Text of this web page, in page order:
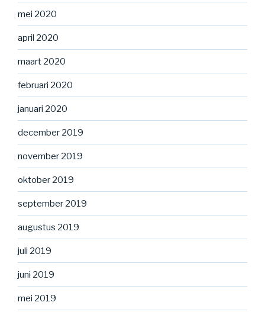
mei 2020
april 2020
maart 2020
februari 2020
januari 2020
december 2019
november 2019
oktober 2019
september 2019
augustus 2019
juli 2019
juni 2019
mei 2019